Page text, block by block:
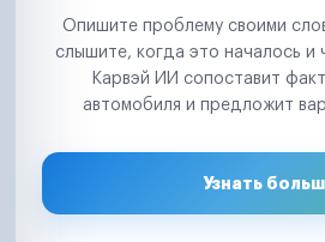
Опишите проблему своими
слышите, когда это началось и
Карвэй ИИ сопоставит
автомобиля и предложит
Узнать